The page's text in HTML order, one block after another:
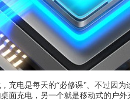
充电是每天的“必修课”。不过因
面充电，另一个就是移动式的户